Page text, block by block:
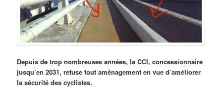
Depuis de trop nombreuses années, la CCI, concessionnaire
jusqu’en 2031, refuse tout aménagement en vue d’améliorer
la sécurité des cyclistes.